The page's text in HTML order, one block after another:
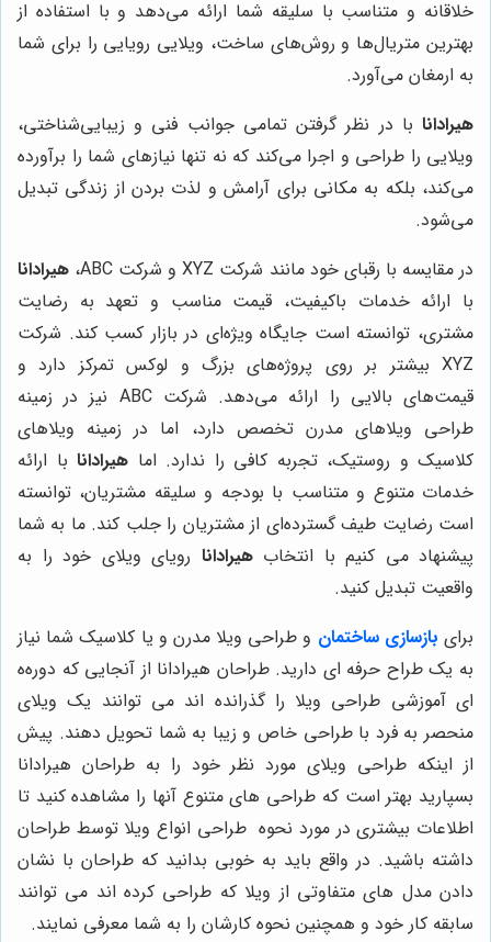
خلاقانه و متناسب با سلیقه شما ارائه می‌دهد و با استفاده از
بهترین متریال‌ها و روش‌های ساخت، ویلایی رویایی را برای شما
به ارمغان می‌آورد.
هیرادانا با در نظر گرفتن تمامی جوانب فنی و زیبایی‌شناختی،
ویلایی را طراحی و اجرا می‌کند که نه تنها نیازهای شما را برآورده
می‌کند، بلکه به مکانی برای آرامش و لذت بردن از زندگی تبدیل
می‌شود.
در مقایسه با رقبای خود مانند شرکت XYZ و شرکت ABC،
هیرادانا
با ارائه خدمات باکیفیت، قیمت مناسب و تعهد به رضایت
مشتری، توانسته است جایگاه ویژه‌ای در بازار کسب کند. شرکت
XYZ بیشتر بر روی پروژه‌های بزرگ و لوکس تمرکز دارد و
قیمت‌های بالایی را ارائه می‌دهد. شرکت ABC نیز در زمینه
طراحی ویلاهای مدرن تخصص دارد، اما در زمینه ویلاهای
کلاسیک و روستیک، تجربه کافی را ندارد. اما هیرادانا با ارائه
خدمات متنوع و متناسب با بودجه و سلیقه مشتریان، توانسته
است رضایت طیف گسترده‌ای از مشتریان را جلب کند. ما به شما
پیشنهاد می کنیم با انتخابهیرادانا رویای ویلای خود را به
واقعیت تبدیل کنید.
برای بازسازی ساختمان و طراحی ویلا مدرن و یا کلاسیک شما نیاز
به یک طراح حرفه ای دارید. طراحان هیرادانا از آنجایی که دوره‌ه
ای آموزشی طراحی ویلا را گذرانده اند می توانند یک ویلای
منحصر به فرد با طراحی خاص و زیبا به شما تحویل دهند. پیش
از اینکه طراحی ویلای مورد نظر خود را به طراحان هیرادانا
بسپارید بهتر است که طراحی های متنوع آنها را مشاهده کنید تا
اطلاعات بیشتری در مورد نحوه طراحی انواع ویلا توسط طراحان
داشته باشید. در واقع باید به خوبی بدانید که طراحان با نشان
دادن مدل های متفاوتی از ویلا که طراحی کرده اند می توانند
سابقه کار خود و همچنین نحوه کارشان را به شما معرفی نمایند.